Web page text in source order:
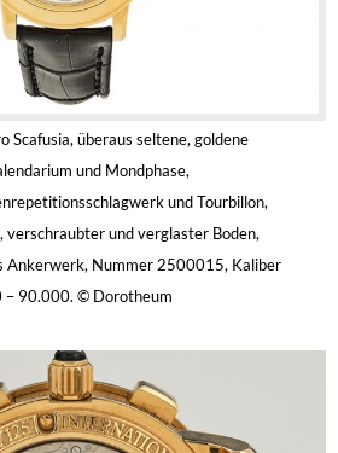
Scafusia, überaus seltene, goldene
und Mondphase,
und Tourbillon,
und verglaster Boden,
Ankerwerk, Nummer 2500015, Kaliber
90.000. © Dorotheum